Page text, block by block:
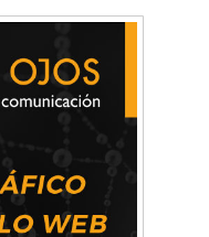
voló en avión lo
necesitan
para crecer con
y mucho más:
para aprender y